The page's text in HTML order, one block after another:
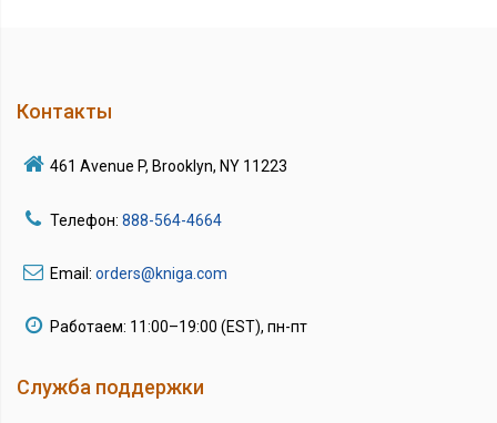
Контакты
461 Avenue P, Brooklyn, NY 11223
Телефон: 888-564-4664
Email: orders@kniga.com
Работаем: 11:00–19:00 (EST), пн-пт
Служба поддержки